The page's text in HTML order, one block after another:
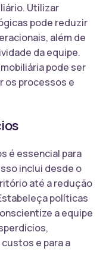
Utilizar
pode reduzir
além de
da equipe.
pode ser
os processos e
é essencial para
inclui desde o
até a redução
políticas
a equipe
e para a